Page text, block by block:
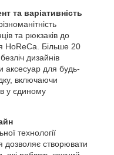
та варіативність
та рюкзаків до
HoReCa. Більше 20
дизайнів
аксесуар для будь-
включаючи
у єдиному
технології
дозволяє створювати